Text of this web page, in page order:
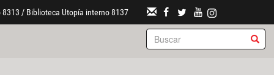
/ Biblioteca Utopía interno 8137